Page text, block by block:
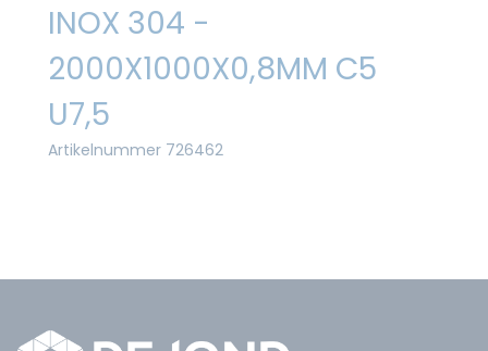
INOX 304 -
2000X1000X0,8MM C5
U7,5
Artikelnummer 726462